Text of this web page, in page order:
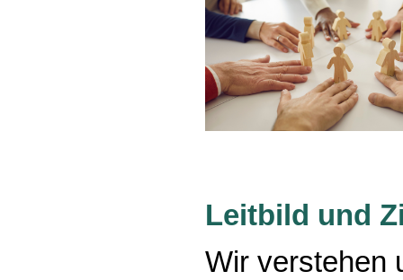
Leitbild und
Wir verstehen